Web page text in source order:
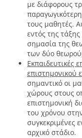
με διάφορους
τους μαθητές.
εντός της
σημασία της
των δύο
Εκπαιδευτικές
επιστημονικού
σημαντικό οι
χώρους στους
επιστημονική
του χρόνου
συγκεκριμένες
αρχικό στάδιο.